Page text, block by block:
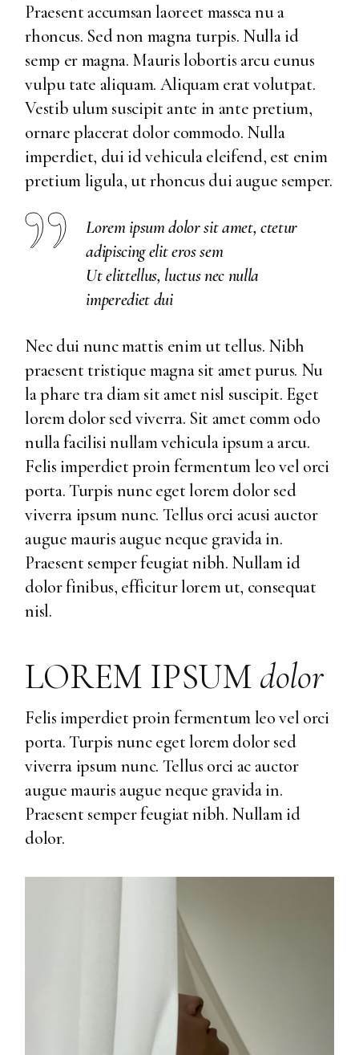
Praesent accumsan laoreet massca nu a
rhoncus. Sed non magna turpis. Nulla id
semp er magna. Mauris lobortis arcu eunus
vulpu tate aliquam. Aliquam erat volutpat.
Vestib ulum suscipit ante in ante pretium,
ornare placerat dolor commodo. Nulla
imperdiet, dui id vehicula eleifend, est enim
pretium ligula, ut rhoncus dui augue semper.
Lorem ipsum dolor sit amet, ctetur
adipiscing elit eros sem
Ut elittellus, luctus nec nulla
imperediet dui
Nec dui nunc mattis enim ut tellus. Nibh
praesent tristique magna sit amet purus. Nu
la phare tra diam sit amet nisl suscipit. Eget
lorem dolor sed viverra. Sit amet comm odo
nulla facilisi nullam vehicula ipsum a arcu.
Felis imperdiet proin fermentum leo vel orci
porta. Turpis nunc eget lorem dolor sed
viverra ipsum nunc. Tellus orci acusi auctor
augue mauris augue neque gravida in.
Praesent semper feugiat nibh. Nullam id
dolor finibus, efficitur lorem ut, consequat
nisl.
LOREM IPSUM dolor
Felis imperdiet proin fermentum leo vel orci
porta. Turpis nunc eget lorem dolor sed
viverra ipsum nunc. Tellus orci ac auctor
augue mauris augue neque gravida in.
Praesent semper feugiat nibh. Nullam id
dolor.